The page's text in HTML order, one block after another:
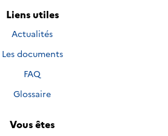
Liens utiles
Actualités
Les documents
FAQ
Glossaire
Vous êtes